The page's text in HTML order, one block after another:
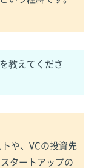
教えてくださ
や、VCの投資先
タートアップの